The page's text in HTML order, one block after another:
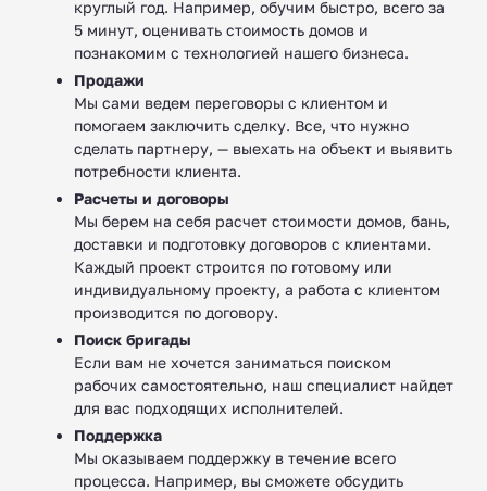
круглый год. Например, обучим быстро, всего за
5 минут, оценивать стоимость домов и
познакомим с технологией нашего бизнеса.
Продажи
Мы сами ведем переговоры с клиентом и
помогаем заключить сделку. Все, что нужно
сделать партнеру, — выехать на объект и выявить
потребности клиента.
Расчеты и договоры
Мы берем на себя расчет стоимости домов, бань,
доставки и подготовку договоров с клиентами.
Каждый проект строится по готовому или
индивидуальному проекту, а работа с клиентом
производится по договору.
Поиск бригады
Если вам не хочется заниматься поиском
рабочих самостоятельно, наш специалист найдет
для вас подходящих исполнителей.
Поддержка
Мы оказываем поддержку в течение всего
процесса. Например, вы сможете обсудить